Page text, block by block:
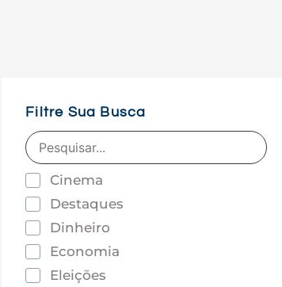
Filtre Sua Busca
Cinema
Destaques
Dinheiro
Economia
Eleições